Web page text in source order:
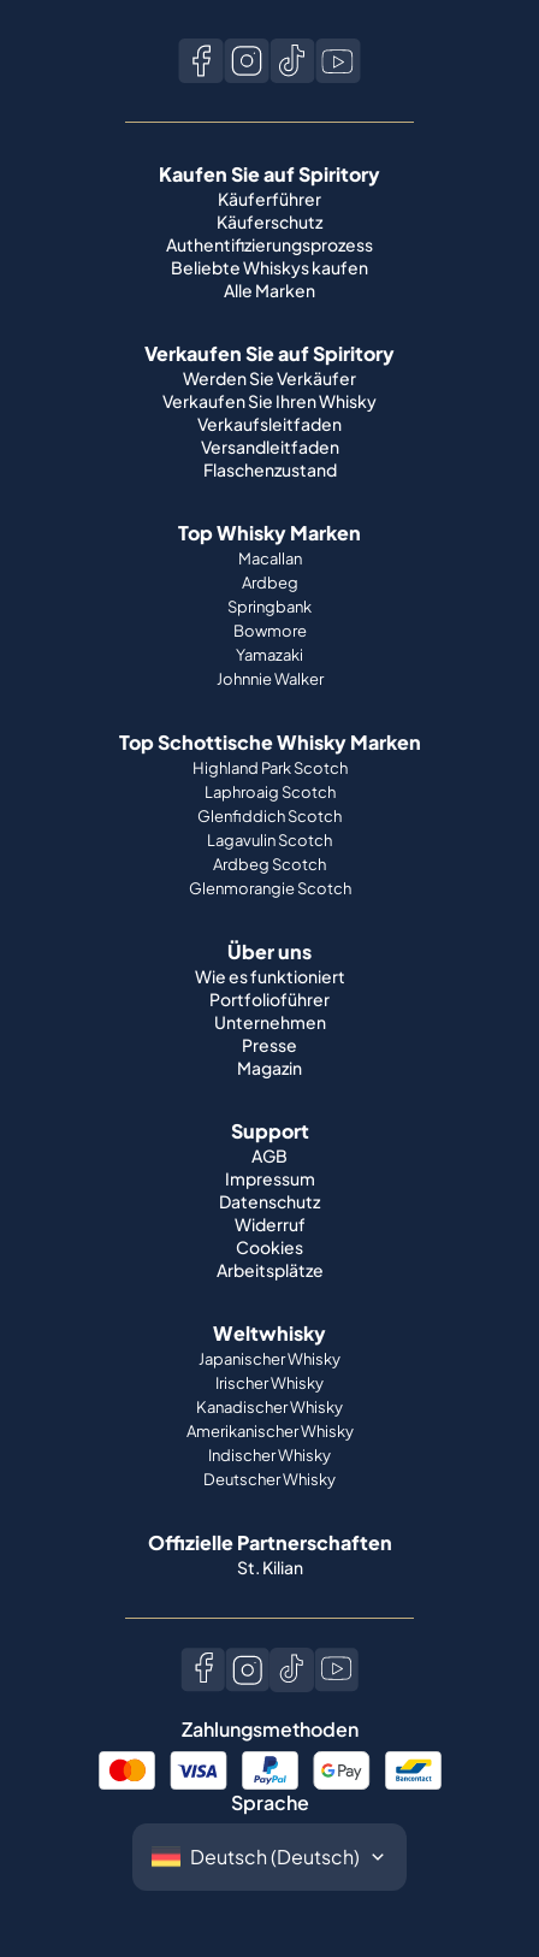
Kaufen Sie auf Spiritory
Käuferführer
Käuferschutz
Authentifizierungsprozess
Beliebte Whiskys kaufen
Alle Marken
Verkaufen Sie auf Spiritory
Werden Sie Verkäufer
Verkaufen Sie Ihren Whisky
Verkaufsleitfaden
Versandleitfaden
Flaschenzustand
Top Whisky Marken
Macallan
Ardbeg
Springbank
Bowmore
Yamazaki
Johnnie Walker
Top Schottische Whisky Marken
Highland Park Scotch
Laphroaig Scotch
Glenfiddich Scotch
Lagavulin Scotch
Ardbeg Scotch
Glenmorangie Scotch
Über uns
Wie es funktioniert
Portfolioführer
Unternehmen
Presse
Magazin
Support
AGB
Impressum
Datenschutz
Widerruf
Cookies
Arbeitsplätze
Weltwhisky
Japanischer Whisky
Irischer Whisky
Kanadischer Whisky
Amerikanischer Whisky
Indischer Whisky
Deutscher Whisky
Offizielle Partnerschaften
St. Kilian
Zahlungsmethoden
Sprache